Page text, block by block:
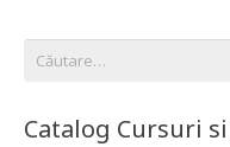
după:
Catalog Cursuri